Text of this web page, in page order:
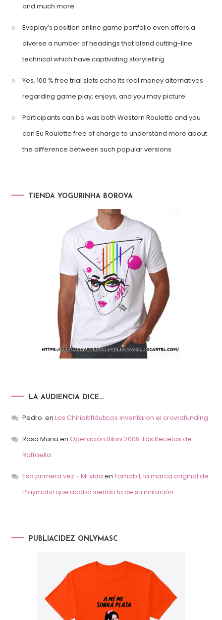
and much more
Evoplay’s position online game portfolio even offers a
diverse a number of headings that blend cutting-line
technical which have captivating storytelling
Yes, 100 % free trial slots echo its real money alternatives
regarding game play, enjoys, and you may picture
Participants can be was both Western Roulette and you
can Eu Roulette free of charge to understand more about
the difference between such popular versions
TIENDA YOGURINHA BOROVA
LA AUDIENCIA DICE…
Pedro. en Los Chiripitifláuticos inventaron el crowdfunding
Rosa Maria en Operación Bikini 2009: Las Recetas de
Raffaella
Esa primera vez - Mi vida en Famobil, la marca original de
Playmobil que acabó siendo la de su imitación
PUBLIACIDEZ ONLYMASC